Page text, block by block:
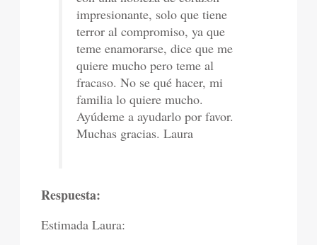
impresionante, solo que tiene
terror al compromiso, ya que
teme enamorarse, dice que me
quiere mucho pero teme al
fracaso. No se qué hacer, mi
familia lo quiere mucho.
Ayúdeme a ayudarlo por favor.
Muchas gracias. Laura
Respuesta:
Estimada Laura: